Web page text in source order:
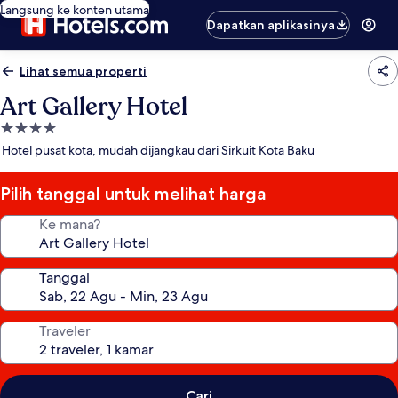
Langsung ke konten utama
Dapatkan aplikasinya
Lihat semua properti
Art Gallery Hotel
Properti
bintang
Hotel pusat kota, mudah dijangkau dari Sirkuit Kota Baku
Pilih tanggal untuk melihat harga
Ke mana?
Tanggal
Traveler